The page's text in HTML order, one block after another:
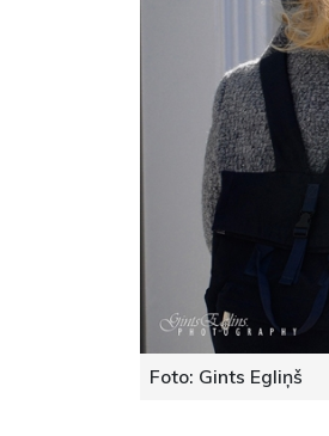
Foto: Gints Egliņš